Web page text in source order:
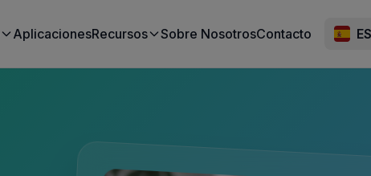
AplicacionesRecursos Sobre NosotrosContacto ES